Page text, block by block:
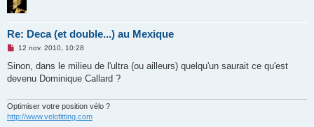
Re: Deca (et double...) au Mexique
M
s
a
n
o
n
12 nov. 2010, 10:28
Sinon, dans le milieu de l'ultra (ou ailleurs) quelqu'un saurait ce qu'est
devenu Dominique Callard ?
Optimiser votre position vélo ?
http://www.velofitting.com